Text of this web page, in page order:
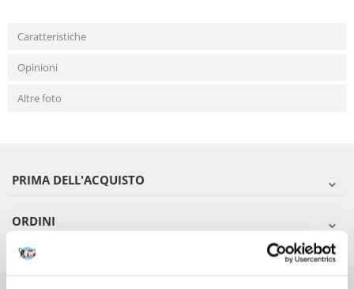
Caratteristiche
Opinioni
Altre foto
PRIMA DELL'ACQUISTO
ORDINI
DOPO L'ACQUISTO